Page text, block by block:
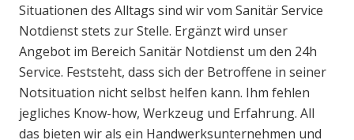
Situationen des Alltags sind wir vom Sanitär Service
Notdienst stets zur Stelle. Ergänzt wird unser
Angebot im Bereich Sanitär Notdienst um den 24h
Service. Feststeht, dass sich der Betroffene in seiner
Notsituation nicht selbst helfen kann. Ihm fehlen
jegliches Know-how, Werkzeug und Erfahrung. All
das bieten wir als ein Handwerksunternehmen und